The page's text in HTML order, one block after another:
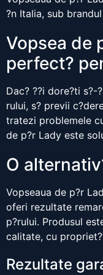
?n Italia, sub
Vopsea de
perfect?
Dac? ??i dore?ti s?-
rului, s? previi
tratezi problemele
de p?r Lady este
O
Vopseaua de p?r
oferi rezultate
p?rului. Produsul
calitate, cu
Rezultate